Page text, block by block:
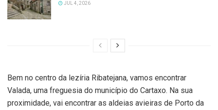
JUL 4, 2026
Bem no centro da lezíria Ribatejana, vamos encontrar
Valada, uma freguesia do município do Cartaxo. Na sua
proximidade, vai encontrar as aldeias avieiras de Porto da